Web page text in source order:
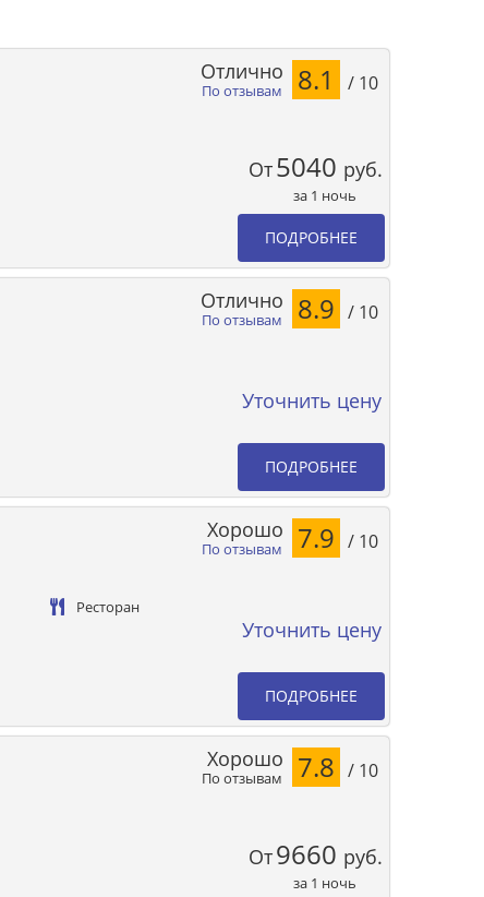
По отзывам
Отлично 8.1 / 10
От5040 руб.
за 1 ночь
ПОДРОБНЕЕ
По отзывам
Отлично 8.9 / 10
Уточнить цену
ПОДРОБНЕЕ
Ресторан
По отзывам
Хорошо 7.9 / 10
Уточнить цену
ПОДРОБНЕЕ
По отзывам
Хорошо 7.8 / 10
От9660 руб.
за 1 ночь